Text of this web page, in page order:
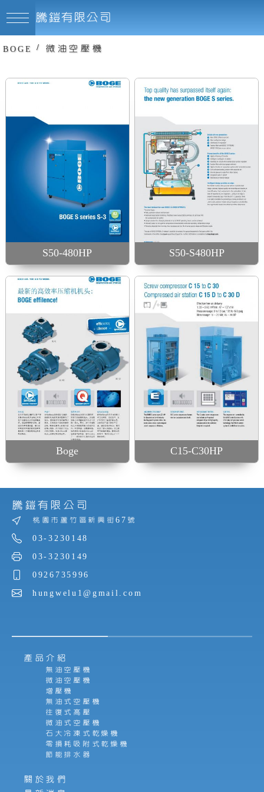
BOGE / 微油空壓機
S50-480HP S50-S480HP
Boge
15-30HP空壓機
C15-C30HP
騰鎧有限公司
桃園市蘆竹區新興街67號
03-3230148
03-3230149
0926735996
hungwelu1@gmail.com
產品介紹
無油空壓機
微油空壓機
增壓機
無油式空壓機
往復式高壓
微油式空壓機
石大冷凍式乾燥機
零損耗吸附式乾燥機
節能排水器
關於我們
騰鎧有限公司